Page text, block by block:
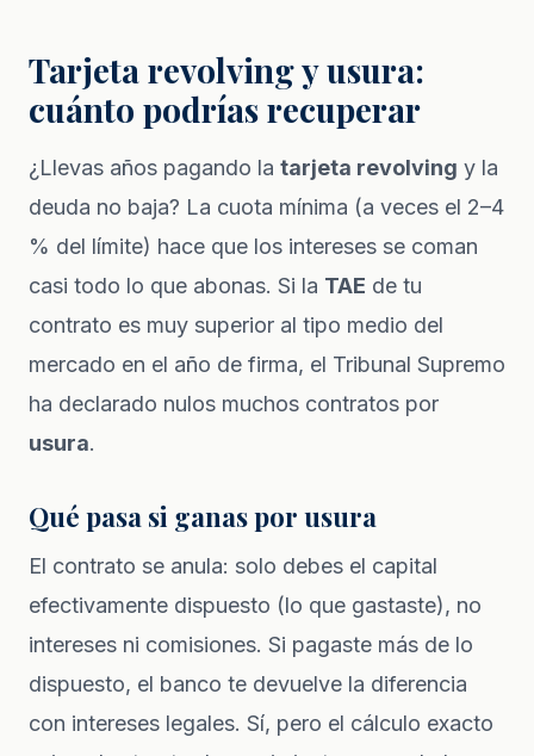
Tarjeta revolving y usura:
cuánto podrías recuperar
¿Llevas años pagando la tarjeta revolving y la
deuda no baja? La cuota mínima (a veces el 2–4
% del límite) hace que los intereses se coman
casi todo lo que abonas. Si la TAE de tu
contrato es muy superior al tipo medio del
mercado en el año de firma, el Tribunal Supremo
ha declarado nulos muchos contratos por
usura.
Qué pasa si ganas por usura
El contrato se anula: solo debes el capital
efectivamente dispuesto (lo que gastaste), no
intereses ni comisiones. Si pagaste más de lo
dispuesto, el banco te devuelve la diferencia
con intereses legales. Sí, pero el cálculo exacto